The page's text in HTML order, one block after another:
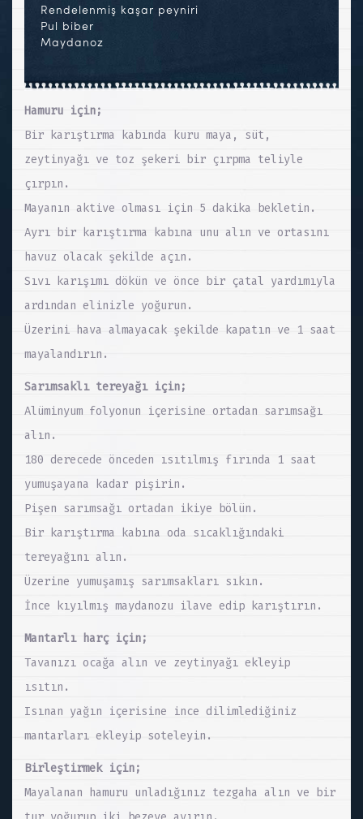
Rendelenmiş kaşar peyniri
Pul biber
Maydanoz
Hamuru için;
Bir karıştırma kabında kuru maya, süt,
zeytinyağı ve toz şekeri bir çırpma teliyle
çırpın.
Mayanın aktive olması için 5 dakika bekletin.
Ayrı bir karıştırma kabına unu alın ve ortasını
havuz olacak şekilde açın.
Sıvı karışımı dökün ve önce bir çatal yardımıyla
ardından elinizle yoğurun.
Üzerini hava almayacak şekilde kapatın ve 1 saat
mayalandırın.
Sarımsaklı tereyağı için;
Alüminyum folyonun içerisine ortadan sarımsağı
alın.
180 derecede önceden ısıtılmış fırında 1 saat
yumuşayana kadar pişirin.
Pişen sarımsağı ortadan ikiye bölün.
Bir karıştırma kabına oda sıcaklığındaki
tereyağını alın.
Üzerine yumuşamış sarımsakları sıkın.
İnce kıyılmış maydanozu ilave edip karıştırın.
Mantarlı harç için;
Tavanızı ocağa alın ve zeytinyağı ekleyip
ısıtın.
Isınan yağın içerisine ince dilimlediğiniz
mantarları ekleyip soteleyin.
Birleştirmek için;
Mayalanan hamuru unladığınız tezgaha alın ve bir